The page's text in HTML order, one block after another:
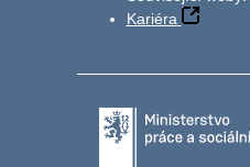
Kariéra